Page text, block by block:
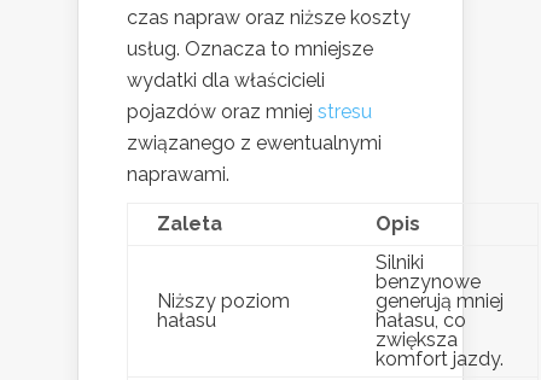
czas napraw oraz niższe koszty
usług. Oznacza to mniejsze
wydatki dla właścicieli
pojazdów oraz mniej stresu
związanego z ewentualnymi
naprawami.
Zaleta Opis
Niższy poziom
hałasu
Silniki
benzynowe
generują mniej
hałasu, co
zwiększa
komfort jazdy.